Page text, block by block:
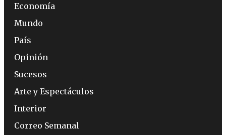
Economía
Mundo
País
Opinión
Sucesos
Arte y Espectáculos
Interior
Correo Semanal